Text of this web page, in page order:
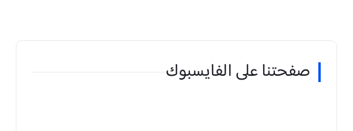
صفحتنا على الفايسبوك